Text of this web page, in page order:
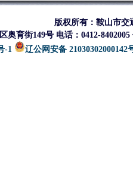
版权所有：鞍山市交
奥育街149号 电话：0412-
-1
辽公网安备 21030302000142